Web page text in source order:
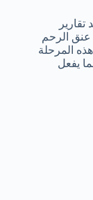
عنق الرحم
و خلال هذه المرحلة
يفعل